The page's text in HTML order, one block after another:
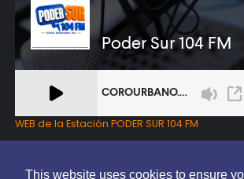
This website uses cookies to ensure
WEB de la Estación PODER SUR 104 FM